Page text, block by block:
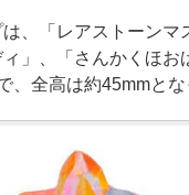
、「レアストーンマ
」、「さんかくほお
、全高は約45mmとな